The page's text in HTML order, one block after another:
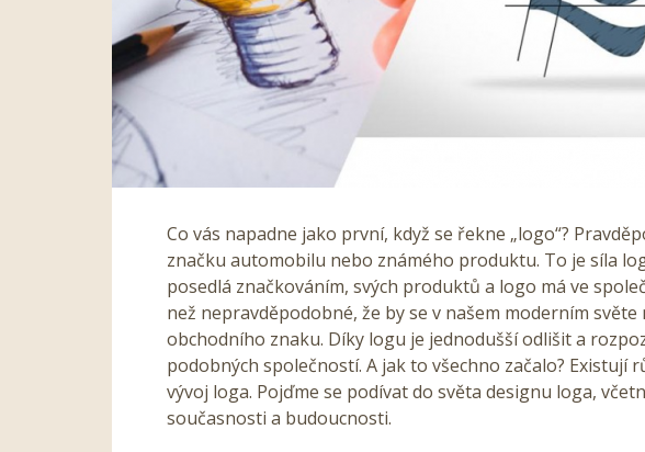
Co vás napadne jako první, když se řekne „logo“?
značku automobilu nebo známého produktu. To je síla
posedlá značkováním, svých produktů a logo má ve
než nepravděpodobné, že by se v našem moderním
obchodního znaku. Díky logu je jednodušší odlišit a
podobných společností. A jak to všechno začalo? Existují
vývoj loga. Pojďme se podívat do světa designu loga,
současnosti a budoucnosti.